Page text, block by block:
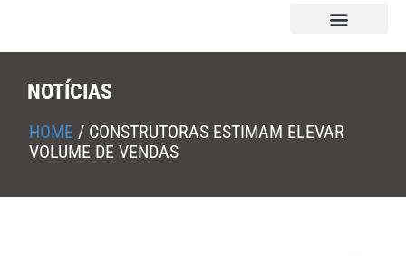
NOTÍCIAS
HOME / CONSTRUTORAS ESTIMAM ELEVAR
VOLUME DE VENDAS